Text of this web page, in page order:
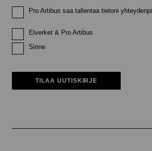
Pro Artibus saa tallentaa tietoni
Elverket & Pro Artibus
Sinne
TILAA UUTISKIRJE